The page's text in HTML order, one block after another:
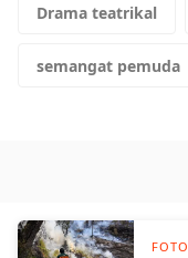
Drama teatrikal
semangat pemuda
FOTO